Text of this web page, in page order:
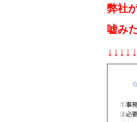
弊社
嘘み